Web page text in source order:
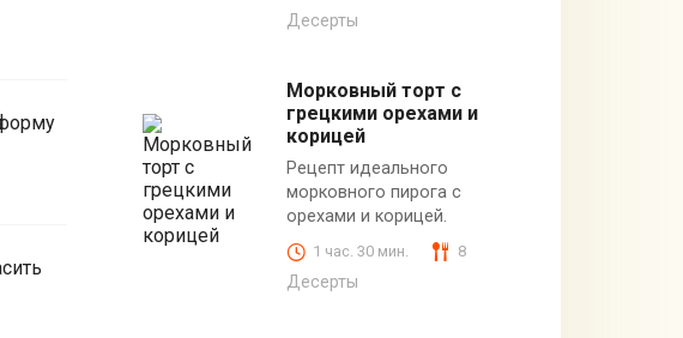
Десерты
Морковный торт с
грецкими орехами и
корицей
Рецепт идеального
морковного пирога с
орехами и корицей.
1 час. 30 мин. 8
Десерты